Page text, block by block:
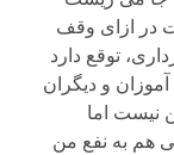
در ازای وقف
توقع دارد
و دیگران
نیست اما
هم به نفع من